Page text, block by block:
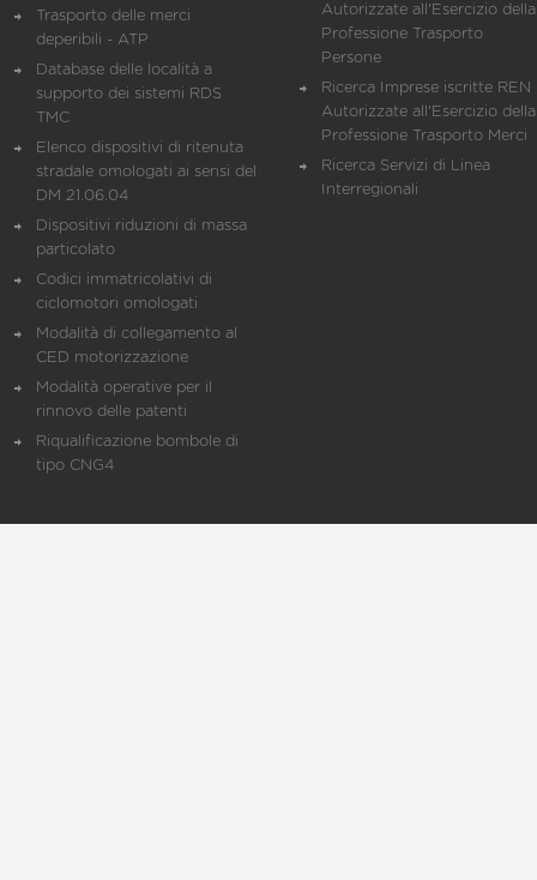
Trasporto delle merci
deperibili - ATP
Database delle località a
supporto dei sistemi RDS
TMC
Elenco dispositivi di ritenuta
stradale omologati ai sensi del
DM 21.06.04
Dispositivi riduzioni di massa
particolato
Codici immatricolativi di
ciclomotori omologati
Modalità di collegamento al
CED motorizzazione
Modalità operative per il
rinnovo delle patenti
Riqualificazione bombole di
tipo CNG4
Autorizzate all'Esercizio della
Professione Trasporto
Persone
Ricerca Imprese iscritte REN
Autorizzate all'Esercizio della
Professione Trasporto Merci
Ricerca Servizi di Linea
Interregionali